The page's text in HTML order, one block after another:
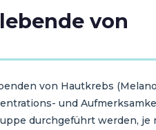
von
von Hautkrebs
und
durchgeführt werden, je